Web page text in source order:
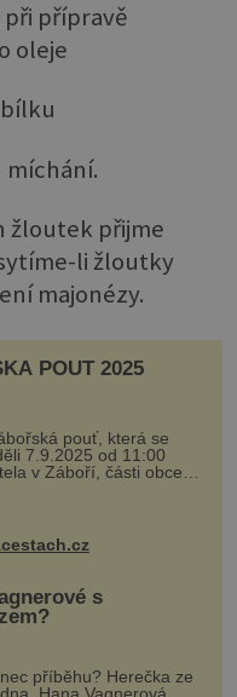
při přípravě
oleje
míchání.
žloutek přijme
li žloutky
majonézy.
POUŤ 2025
pouť, která se
7.9.2025 od 11:00
v Záboří, části obce
V programu naleznete
prohlídku kostela,
s
příběhu? Herečka ze